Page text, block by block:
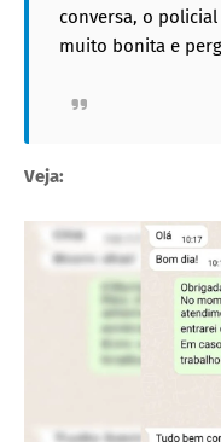
conversa, o
muito bonita e
Veja: